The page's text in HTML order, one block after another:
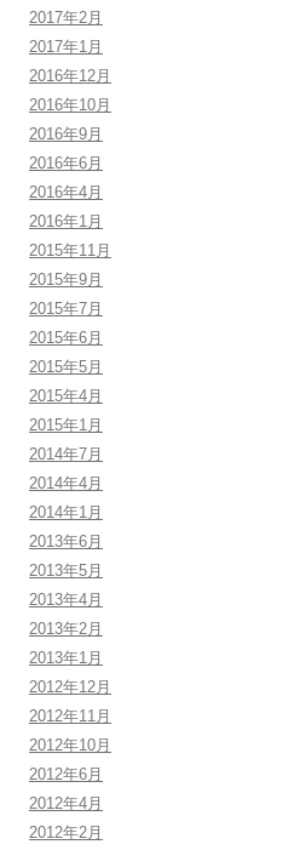
2017年2月
2017年1月
2016年12月
2016年10月
2016年9月
2016年6月
2016年4月
2016年1月
2015年11月
2015年9月
2015年7月
2015年6月
2015年5月
2015年4月
2015年1月
2014年7月
2014年4月
2014年1月
2013年6月
2013年5月
2013年4月
2013年2月
2013年1月
2012年12月
2012年11月
2012年10月
2012年6月
2012年4月
2012年2月